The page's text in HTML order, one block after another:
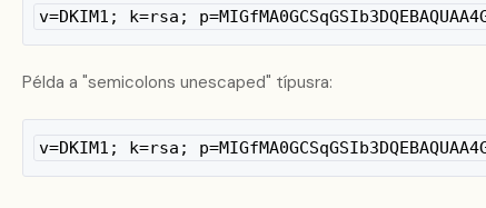
v=DKIM1; k=rsa;
Példa a "semicolons unescaped" típusra:
v=DKIM1; k=rsa;